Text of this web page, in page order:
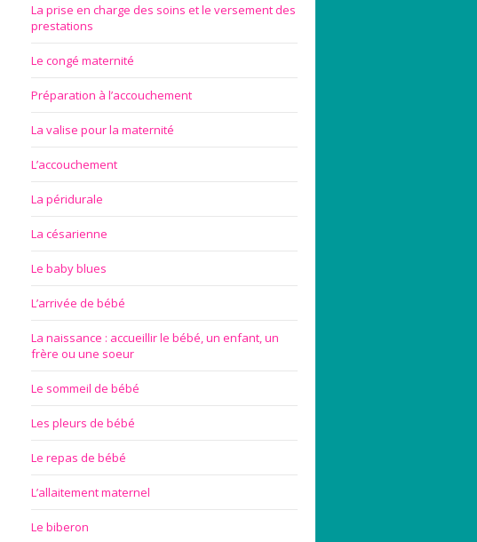
La prise en charge des soins et le versement des
prestations
Le congé maternité
Préparation à l’accouchement
La valise pour la maternité
L’accouchement
La péridurale
La césarienne
Le baby blues
L’arrivée de bébé
La naissance : accueillir le bébé, un enfant, un
frère ou une soeur
Le sommeil de bébé
Les pleurs de bébé
Le repas de bébé
L’allaitement maternel
Le biberon